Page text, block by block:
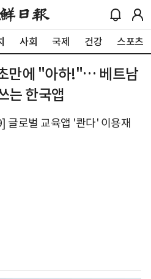
사회 국제 건강 스포츠
만에 "아하!"… 베트남
는 한국앱
글로벌 교육앱 '콴다' 이용재